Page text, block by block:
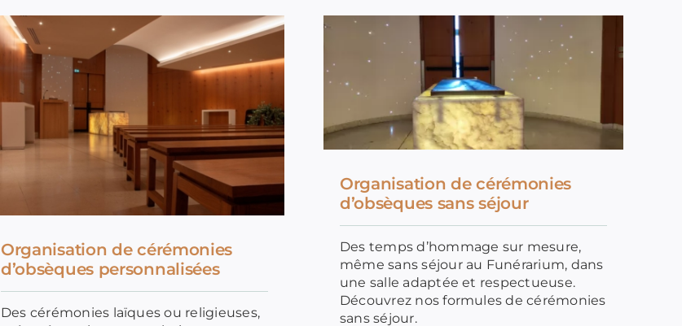
Organisation de cérémonies
d’obsèques personnalisées
Des cérémonies laïques ou religieuses,
Organisation de cérémonies
d’obsèques sans séjour
Des temps d’hommage sur mesure,
même sans séjour au Funérarium, dans
une salle adaptée et respectueuse.
Découvrez nos formules de cérémonies
sans séjour.